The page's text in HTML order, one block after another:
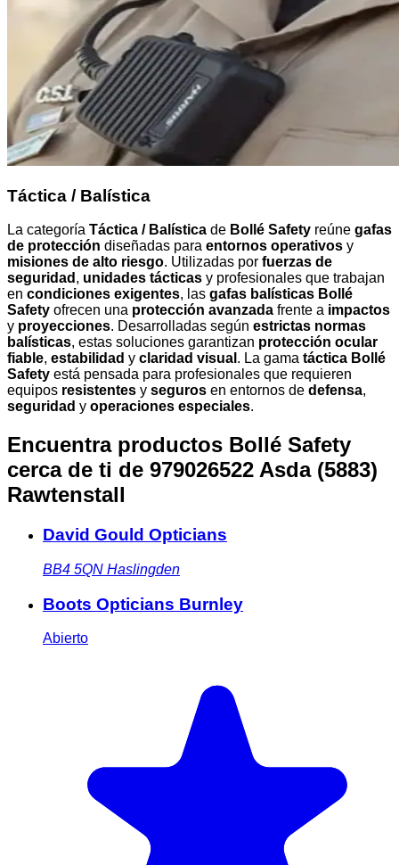
Táctica / Balística
La categoría Táctica / Balística de Bollé Safety reúne gafas
de protección diseñadas para entornos operativos y
misiones de alto riesgo. Utilizadas por fuerzas de
seguridad , unidades tácticas y profesionales que trabajan
en condiciones exigentes, las gafas balísticas Bollé
Safety ofrecen una protección avanzada frente a impactos
y proyecciones. Desarrolladas según estrictas normas
balísticas, estas soluciones garantizan protección ocular
fiable, estabilidad y claridad visual . La gama táctica Bollé
Safety está pensada para profesionales que requieren
equipos resistentes y seguros en entornos de defensa,
seguridad y operaciones especiales.
Encuentra productos Bollé Safety
cerca de ti de 979026522 Asda (5883)
Rawtenstall
David Gould Opticians
BB4 5QN Haslingden
Boots Opticians Burnley
Abierto